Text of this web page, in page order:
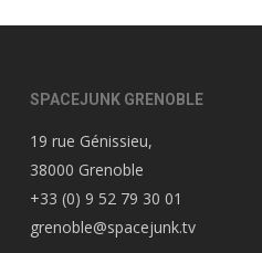
SPACEJUNK GRENOBLE
19 rue Génissieu,
38000 Grenoble
+33 (0) 9 52 79 30 01
grenoble@spacejunk.tv